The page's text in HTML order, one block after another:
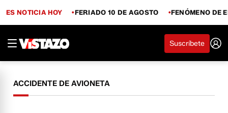
ES NOTICIA HOY FERIADO 10 DE AGOSTO FENÓMENO DE
Suscríbete
ACCIDENTE DE AVIONETA